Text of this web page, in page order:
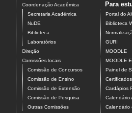
Coordenação Acadêmica
Secretaria Acadêmica
NuDE
Biblioteca
Laboratórios
Direção
Comissões locais
Comissão de Concursos
Comissão de Ensino
Comissão de Extensão
Comissão de Pesquisa
Outras Comissões
Para
Portal do
Biblioteca
GURI
MOODLE
MOODLE
Painel de
Cardápios
Calendário
Calendário